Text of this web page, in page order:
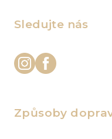
Sledujte nás
Způsoby